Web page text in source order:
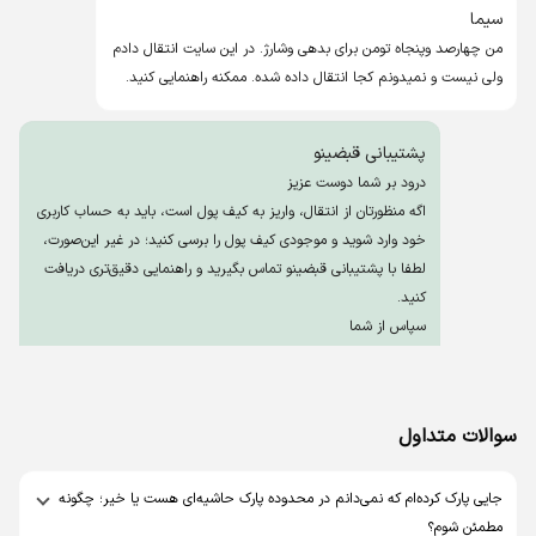
سیما
من چهارصد وپنجاه تومن برای بدهی وشارژ. در این سایت انتقال دادم
ولی نیست و نمیدونم کجا انتقال داده شده. ممکنه راهنمایی کنید.
پشتیبانی قبضینو
درود بر شما دوست عزیز
اگه منظورتان از انتقال، واریز به کیف پول است، باید به حساب کاربری
خود وارد شوید و موجودی کیف پول را برسی کنید؛ در غیر این‌صورت،
لطفا با پشتیبانی قبضینو تماس بگیرید و راهنمایی دقیق‌تری دریافت
کنید.
سپاس از شما
قبضینو هم می‌گه سیستم قطعه. ۳ روزه می‌خوام وقت تعویض پلاک
بگیرم به خاطر همین نمی‌ذاره. چیکار باید بکنم به نظرتون؟
سوالات متداول
جایی پارک کرده‌ام که نمی‌دانم در محدوده پارک حاشیه‌ای هست یا خیر؛ چگونه
مطمئن شوم؟